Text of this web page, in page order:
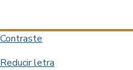
Contraste
Reducir letra